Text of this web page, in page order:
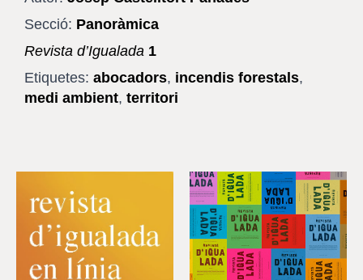
Secció: Panoràmica
Revista d’Igualada 1
Etiquetes: abocadors, incendis forestals,
medi ambient, territori